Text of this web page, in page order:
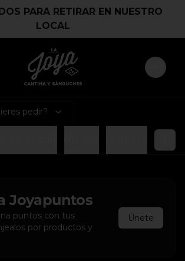
PARA RETIRAR EN NUESTRO
LOCAL
navegación Login
pedir?
Joyapuntos
puntos con tus
por productos y
Únete